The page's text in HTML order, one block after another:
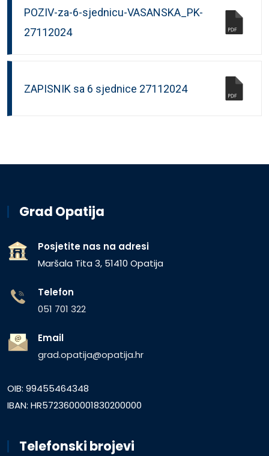
POZIV-za-6-sjednicu-VASANSKA_PK-
27112024
ZAPISNIK sa 6 sjednice 27112024
Grad Opatija
Posjetite nas na adresi
Maršala Tita 3, 51410 Opatija
Telefon
051 701 322
Email
grad.opatija@opatija.hr
OIB: 99455464348
IBAN: HR5723600001830200000
Telefonski brojevi